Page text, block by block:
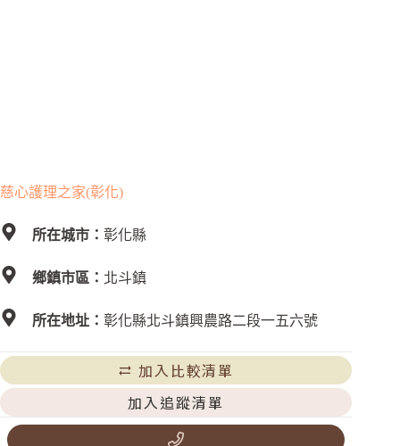
慈心護理之家(彰化)
所在城市： 彰化縣
鄉鎮市區： 北斗鎮
所在地址： 彰化縣北斗鎮興農路二段一五六號
加入比較清單
加入追蹤清單